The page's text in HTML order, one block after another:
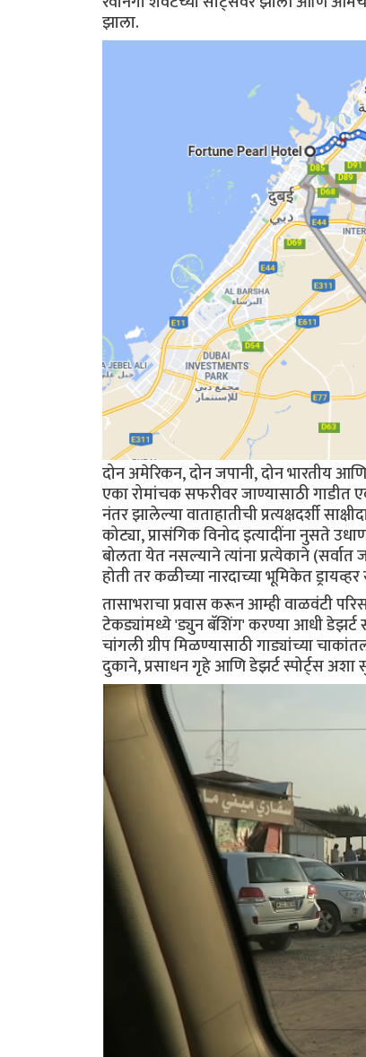
झाला.
दोन अमेरिकन, दोन जपानी, दोन भारतीय
एका रोमांचक सफरीवर जाण्यासाठी गाडीत
नंतर झालेल्या वाताहातीची प्रत्यक्षदर्शी
कोट्या, प्रासंगिक विनोद इत्यादींना नुसते
बोलता येत नसल्याने त्यांना प्रत्येकाने (सर्वात
होती तर कळीच्या नारदाच्या भूमिकेत
तासाभराचा प्रवास करून आम्ही वाळवंटी
टेकड्यांमध्ये 'ड्युन बॅशिंग' करण्या आधी डेझर्ट
चांगली ग्रीप मिळण्यासाठी गाड्यांच्या
दुकाने, प्रसाधन गृहे आणि डेझर्ट स्पोर्ट्स अशा